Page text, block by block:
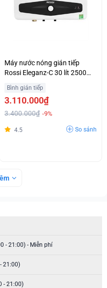
Máy nước nóng gián tiếp
Rossi Eleganz-C 30 lít 2500W
Bình gián tiếp
3.110.000₫
3.400.000₫ -9%
4.5 So sánh
- 21:00) - Miễn phí
21:00)
- 21:00)